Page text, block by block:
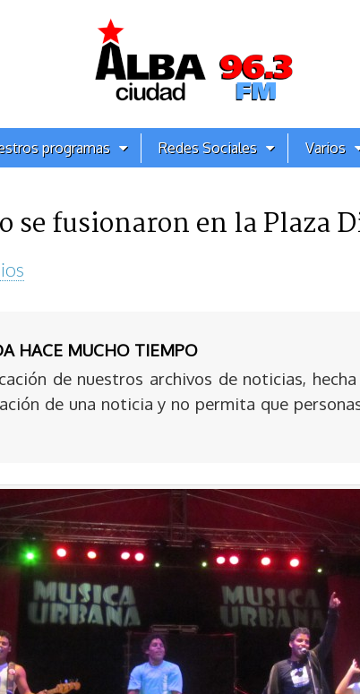
programas Redes Sociales Varios
se fusionaron en la Plaza
HACE MUCHO TIEMPO
de nuestros archivos de noticias, hecha
de una noticia y no permita que